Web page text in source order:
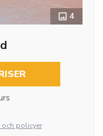
4
och policyer